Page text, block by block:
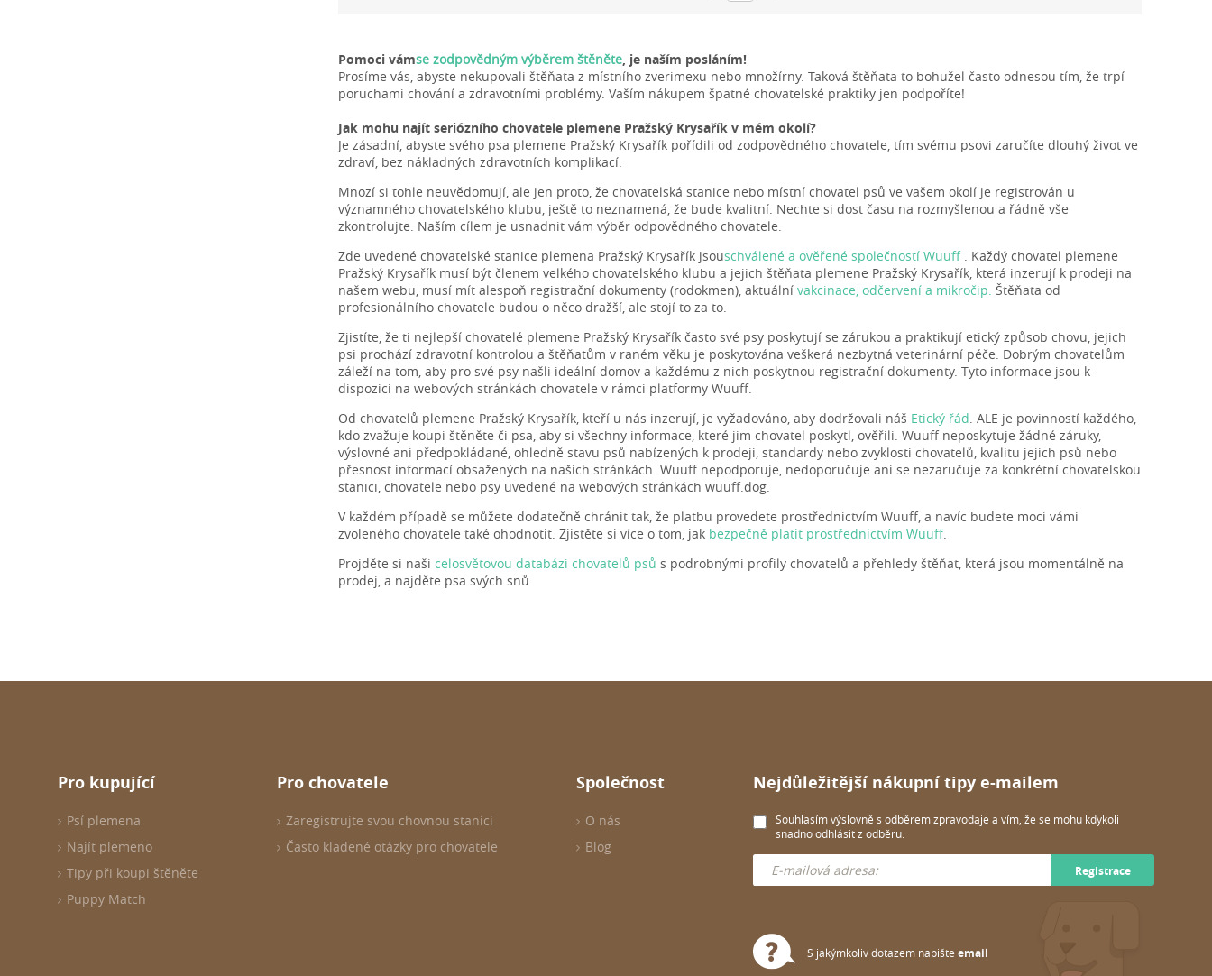
Pomoci vámse zodpovědným výběrem štěněte, je naším posláním!
Prosíme vás, abyste nekupovali štěňata z místního zverimexu nebo množírny. Taková štěňata to bohužel často odnesou tím, že trpí
poruchami chování a zdravotními problémy. Vaším nákupem špatné chovatelské praktiky jen podpoříte!
Jak mohu najít seriózního chovatele plemene Pražský Krysařík v mém okolí?
Je zásadní, abyste svého psa plemene Pražský Krysařík pořídili od zodpovědného chovatele, tím svému psovi zaručíte dlouhý život ve
zdraví, bez nákladných zdravotních komplikací.
Mnozí si tohle neuvědomují, ale jen proto, že chovatelská stanice nebo místní chovatel psů ve vašem okolí je registrován u
významného chovatelského klubu, ještě to neznamená, že bude kvalitní. Nechte si dost času na rozmyšlenou a řádně vše
zkontrolujte. Naším cílem je usnadnit vám výběr odpovědného chovatele.
Zde uvedené chovatelské stanice plemena Pražský Krysařík jsouschválené a ověřené společností Wuuff . Každý chovatel plemene
Pražský Krysařík musí být členem velkého chovatelského klubu a jejich štěňata plemene Pražský Krysařík, která inzerují k prodeji na
našem webu, musí mít alespoň registrační dokumenty (rodokmen), aktuální vakcinace, odčervení a mikročip. Štěňata od
profesionálního chovatele budou o něco dražší, ale stojí to za to.
Zjistíte, že ti nejlepší chovatelé plemene Pražský Krysařík často své psy poskytují se zárukou a praktikují etický způsob chovu, jejich
psi prochází zdravotní kontrolou a štěňatům v raném věku je poskytována veškerá nezbytná veterinární péče. Dobrým chovatelům
záleží na tom, aby pro své psy našli ideální domov a každému z nich poskytnou registrační dokumenty. Tyto informace jsou k
dispozici na webových stránkách chovatele v rámci platformy Wuuff.
Od chovatelů plemene Pražský Krysařík, kteří u nás inzerují, je vyžadováno, aby dodržovali náš Etický řád. ALE je povinností každého,
kdo zvažuje koupi štěněte či psa, aby si všechny informace, které jim chovatel poskytl, ověřili. Wuuff neposkytuje žádné záruky,
výslovné ani předpokládané, ohledně stavu psů nabízených k prodeji, standardy nebo zvyklosti chovatelů, kvalitu jejich psů nebo
přesnost informací obsažených na našich stránkách. Wuuff nepodporuje, nedoporučuje ani se nezaručuje za konkrétní chovatelskou
stanici, chovatele nebo psy uvedené na webových stránkách wuuff.dog.
V každém případě se můžete dodatečně chránit tak, že platbu provedete prostřednictvím Wuuff, a navíc budete moci vámi
zvoleného chovatele také ohodnotit. Zjistěte si více o tom, jak bezpečně platit prostřednictvím Wuuff.
Projděte si naši celosvětovou databázi chovatelů psů s podrobnými profily chovatelů a přehledy štěňat, která jsou momentálně na
prodej, a najděte psa svých snů.
Pro kupující
Psí plemena
Najít plemeno
Tipy při koupi štěněte
Puppy Match
Pro chovatele
Zaregistrujte svou chovnou stanici
Často kladené otázky pro chovatele
Společnost
O nás
Blog
Nejdůležitější nákupní tipy e-mailem
Souhlasím výslovně s odběrem zpravodaje a vím, že se mohu kdykoli
snadno odhlásit z odběru.
Registrace
S jakýmkoliv dotazem napište email